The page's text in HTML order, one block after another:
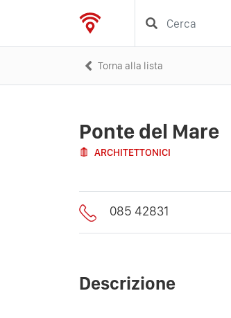
Torna alla lista
Ponte del Mare
ARCHITETTONICI
085 42831
Descrizione